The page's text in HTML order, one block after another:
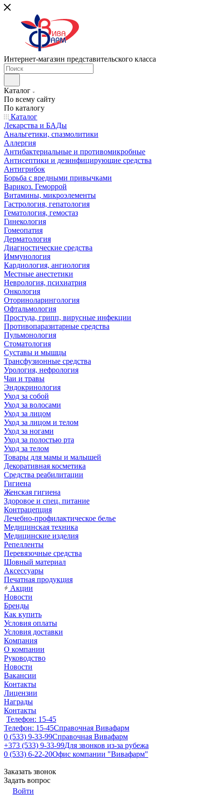
Интернет-магазин представительского класса
Каталог
По всему сайту
По каталогу
Каталог
Лекарства и БАДы
Анальгетики, спазмолитики
Аллергия
Антибактериальные и противомикробные
Антисептики и дезинфицирующие средства
Антигрибок
Борьба с вредными привычками
Варикоз. Геморрой
Витамины, микроэлементы
Гастрология, гепатология
Гематология, гемостаз
Гинекология
Гомеопатия
Дерматология
Диагностические средства
Иммунология
Кардиология, ангиология
Местные анестетики
Неврология, психиатрия
Онкология
Оториноларингология
Офтальмология
Простуда, грипп, вирусные инфекции
Противопаразитарные средства
Пульмонология
Стоматология
Суставы и мышцы
Трансфузионные средства
Урология, нефрология
Чаи и травы
Эндокринология
Уход за собой
Уход за волосами
Уход за лицом
Уход за лицом и телом
Уход за ногами
Уход за полостью рта
Уход за телом
Товары для мамы и малышей
Декоративная косметика
Средства реабилитации
Гигиена
Женская гигиена
Здоровое и спец. питание
Контрацепция
Лечебно-профилактическое белье
Медицинская техника
Медицинские изделия
Репелленты
Перевязочные средства
Шовный материал
Аксессуары
Печатная продукция
Акции
Новости
Бренды
Как купить
Условия оплаты
Условия доставки
Компания
О компании
Руководство
Новости
Вакансии
Контакты
Лицензии
Награды
Контакты
Телефон: 15-45
Телефон: 15-45Справочная Вивафарм
0 (533) 9-33-99Справочная Вивафарм
+373 (533) 9-33-99Для звонков из-за рубежа
0 (533) 6-22-20Офис компании "Вивафарм"
Заказать звонок
Задать вопрос
Войти